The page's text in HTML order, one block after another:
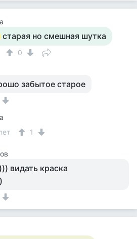
старая но смешная шутка
0
забытое старое
1
видать краска